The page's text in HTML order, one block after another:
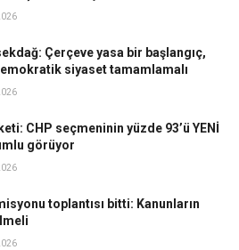
Çerçeve yasa bir başlangıç,
siyaset tamamlamalı
CHP seçmeninin yüzde 93’ü YENİ
görüyor
toplantısı bitti: Kanunların